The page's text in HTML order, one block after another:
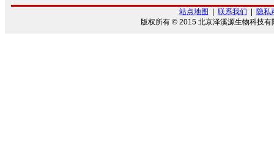
站点地图 联系我们
隐私
版权所有 © 2015 北京泽溪源生物科技